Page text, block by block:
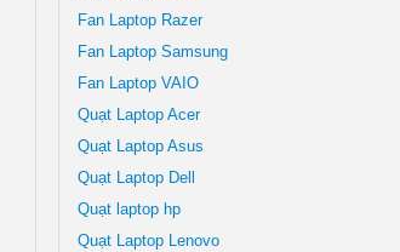
Fan Laptop Razer
Fan Laptop Samsung
Fan Laptop VAIO
Quạt Laptop Acer
Quạt Laptop Asus
Quạt Laptop Dell
Quạt laptop hp
Quạt Laptop Lenovo